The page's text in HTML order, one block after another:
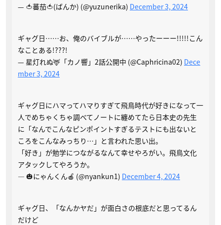
— 🍅蕃茄🍅(ばんか) (@yuzunerika) December 3, 2024
ギャグ日……お、俺のバイブルが……やったーーー!!!!!こん
なことある!???!
— 星灯れぬ🦌「カノ響」2話公開中 (@Caphricina02) Dece
mber 3, 2024
ギャグ日にハマってハマりすぎて飛鳥時代が好きになって一
人でめちゃくちゃ調べてノートに纏めてたら日本史の先生
に「なんでこんなピンポイントすぎるテストにも出ないと
ころをこんなみっちり…」と言われた思い出。
「好き」が勉学につながるなんて幸せやろがい。飛鳥文化
アタックしてやろうか。
— 🎃にゃんくん🍎 (@nyankun1) December 4, 2024
ギャグ日、「なんかヤだ」が面白さの根底だと思ってるん
だけど